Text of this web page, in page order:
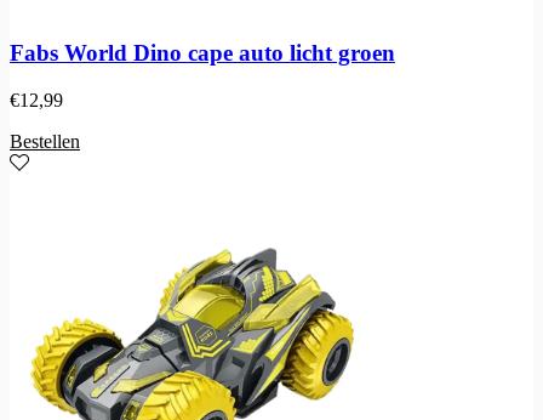
Fabs World Dino cape auto licht groen
€12,99
Bestellen